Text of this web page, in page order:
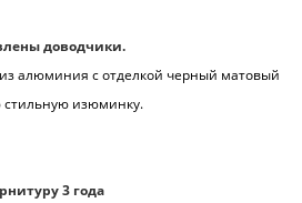
доводчики.
алюминия с отделкой черный матовый
стильную изюминку.
3 года